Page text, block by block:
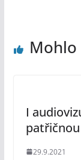
I
29.9.2021